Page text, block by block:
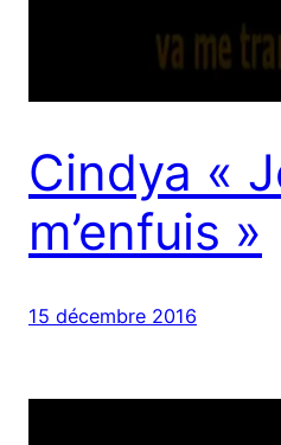
Cindya «
m’enfuis »
15 décembre 2016